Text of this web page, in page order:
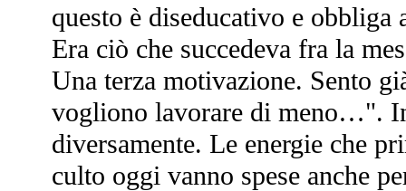
questo è diseducativo e
Era ciò che succedeva fra la
Una terza motivazione. Sento
vogliono lavorare di meno…".
diversamente. Le energie che
culto oggi vanno spese anche